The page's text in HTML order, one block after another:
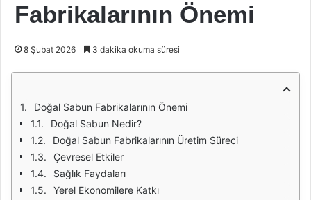
Fabrikalarının Önemi
8 Şubat 2026 3 dakika okuma süresi
Doğal Sabun Fabrikalarının Önemi
Doğal Sabun Nedir?
Doğal Sabun Fabrikalarının Üretim Süreci
Çevresel Etkiler
Sağlık Faydaları
Yerel Ekonomilere Katkı